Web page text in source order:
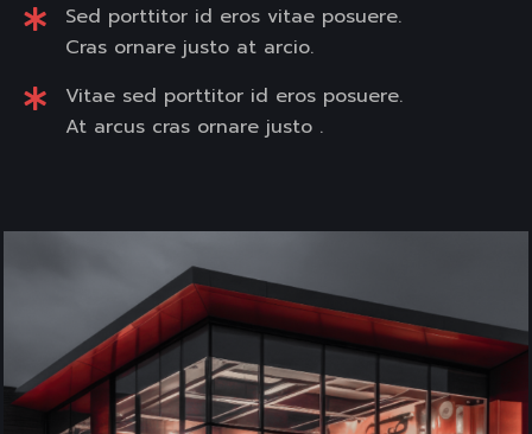
Sed porttitor id eros vitae posuere.
Cras ornare justo at arcio.
Vitae sed porttitor id eros posuere.
At arcus cras ornare justo .